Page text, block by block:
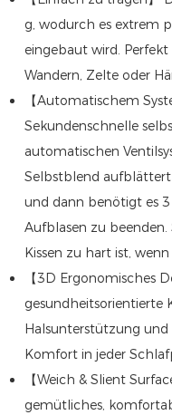
g, wodurch es extrem
eingebaut wird.
Wandern, Zelte oder
【Automatischem
Sekundenschnelle
automatischen
Selbstblend aufblättert
und dann benötigt es
Aufblasen zu beenden.
Kissen zu hart ist,
【3D Ergonomisches
gesundheitsorientierte
Halsunterstützung
Komfort in jeder
【Weich & Slient
gemütliches,